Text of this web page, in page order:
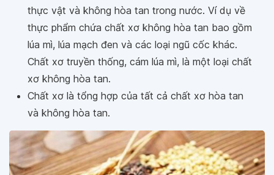
thực vật và không hòa tan trong nước. Ví dụ về
thực phẩm chứa chất xơ không hòa tan bao gồm
lúa mì, lúa mạch đen và các loại ngũ cốc khác.
Chất xơ truyền thống, cám lúa mì, là một loại chất
xơ không hòa tan.
Chất xơ là tổng hợp của tất cả chất xơ hòa tan
và không hòa tan.